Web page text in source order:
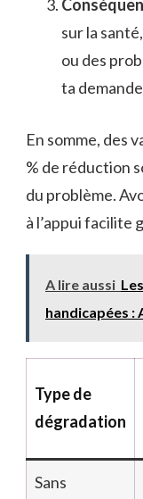
sur la
ou des
ta
En somme, des
% de réduction
du problème.
à l’appui facilite
A lire aussi
handicapées :
Type de
dégradation
Sans